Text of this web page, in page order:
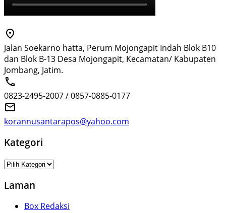
Jalan Soekarno hatta, Perum Mojongapit Indah Blok B10
dan Blok B-13 Desa Mojongapit, Kecamatan/ Kabupaten
Jombang, Jatim.
0823-2495-2007 / 0857-0885-0177
korannusantarapos@yahoo.com
Kategori
Kategori
Laman
Box Redaksi